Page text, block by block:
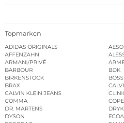
Topmarken
ADIDAS ORIGINALS
AFFENZAHN
ARMANI/PRIVÉ
BARBOUR
BDK
BIRKENSTOCK
BOSS
BRAX
CALVIN KLEIN JEANS
COMMA
DR. MARTENS
DYSON